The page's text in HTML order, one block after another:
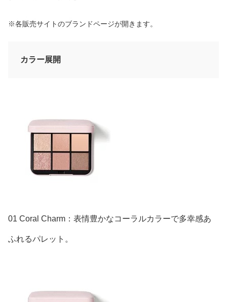
※各販売サイトのブランドページが開きます。
カラー展開
01 Coral Charm：表情豊かなコーラルカラーで多幸感あ
ふれるパレット。